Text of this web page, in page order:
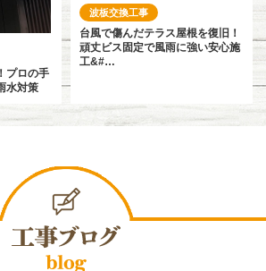
プロの手
水対策
波板交換工事
台風で傷んだテラス屋根を復旧！
頑丈ビス固定で風雨に強い安心施
工&#…